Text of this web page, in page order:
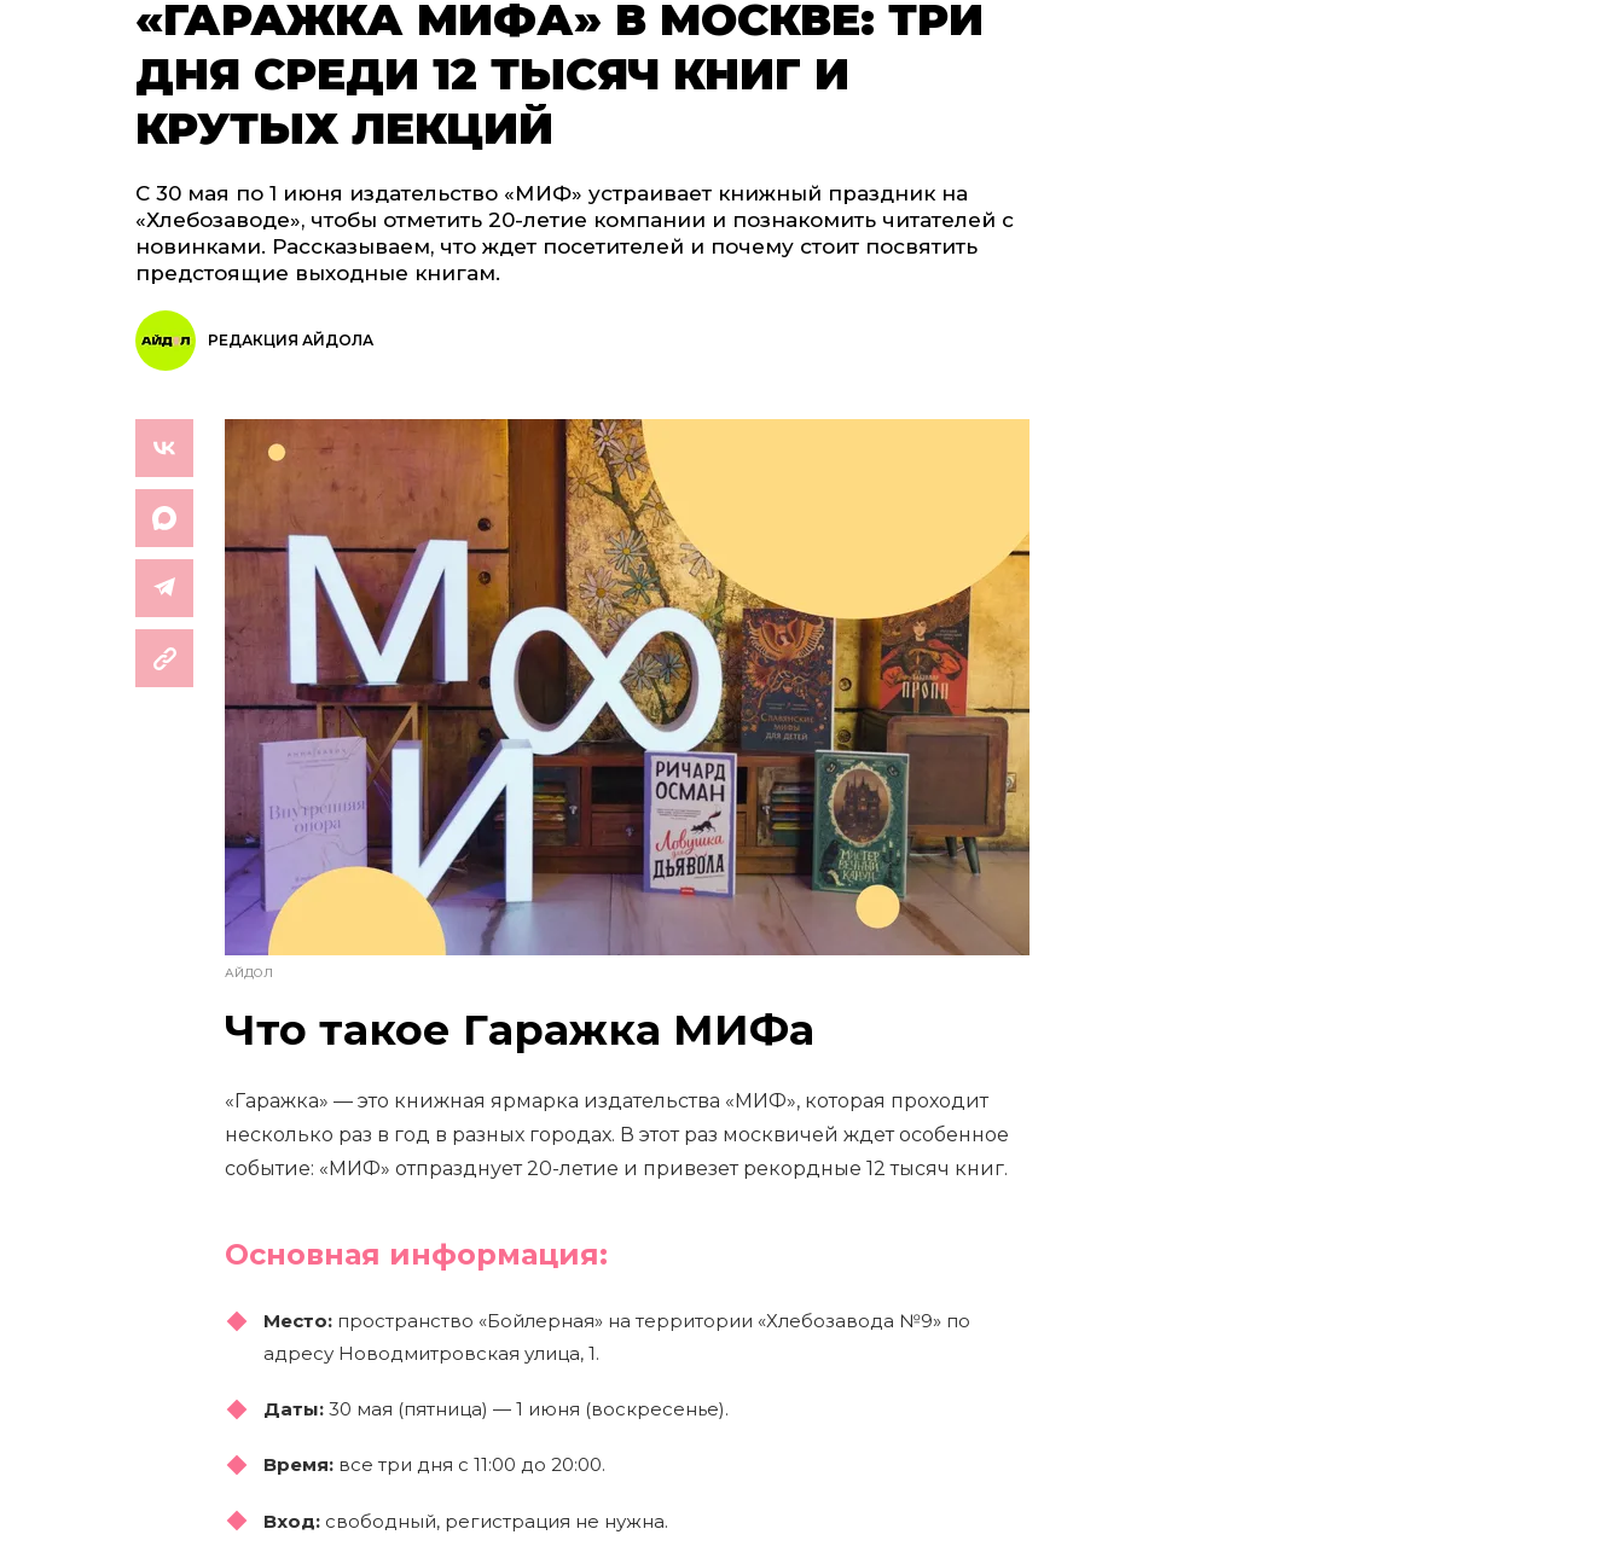
«ГАРАЖКА МИФА» В МОСКВЕ: ТРИ
ДНЯ СРЕДИ 12 ТЫСЯЧ КНИГ И
КРУТЫХ ЛЕКЦИЙ
С 30 мая по 1 июня издательство «МИФ» устраивает книжный праздник на
«Хлебозаводе», чтобы отметить 20-летие компании и познакомить читателей с
новинками. Рассказываем, что ждет посетителей и почему стоит посвятить
предстоящие выходные книгам.
РЕДАКЦИЯ АЙДОЛА
АЙДОЛ
Что такое Гаражка МИФа
«Гаражка» — это книжная ярмарка издательства «МИФ», которая проходит
несколько раз в год в разных городах. В этот раз москвичей ждет особенное
событие: «МИФ» отпразднует 20-летие и привезет рекордные 12 тысяч книг.
Основная информация:
Место: пространство «Бойлерная» на территории «Хлебозавода №9» по
адресу Новодмитровская улица, 1.
Даты: 30 мая (пятница) — 1 июня (воскресенье).
Время: все три дня с 11:00 до 20:00.
Вход: свободный, регистрация не нужна.